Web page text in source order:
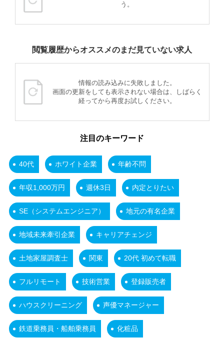
う。
閲覧履歴からオススメのまだ見ていない求人
情報の読み込みに失敗しました。
画面の更新をしても表示されない場合は、しばらく
経ってから再度お試しください。
注目のキーワード
40代 ホワイト企業 年齢不問
年収1,000万円 週休3日 内定とりたい
SE（システムエンジニア） 地元の有名企業
地域未来牽引企業 キャリアチェンジ
土地家屋調査士 関東 20代 初めて転職
フルリモート 技術営業 登録販売者
ハウスクリーニング 声優マネージャー
鉄道乗務員・船舶乗務員 化粧品